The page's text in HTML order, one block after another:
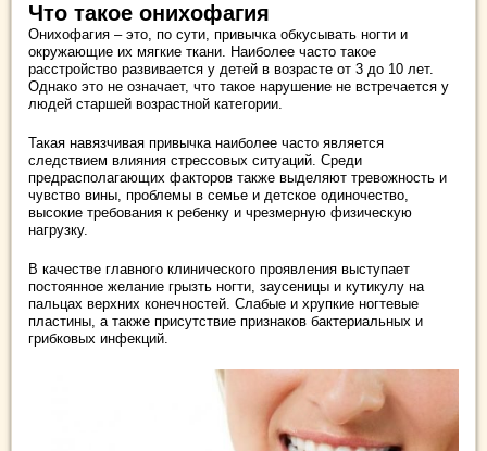
Что такое онихофагия
Онихофагия – это, по сути, привычка обкусывать ногти и
окружающие их мягкие ткани. Наиболее часто такое
расстройство развивается у детей в возрасте от 3 до 10 лет.
Однако это не означает, что такое нарушение не встречается у
людей старшей возрастной категории.
Такая навязчивая привычка наиболее часто является
следствием влияния стрессовых ситуаций. Среди
предрасполагающих факторов также выделяют тревожность и
чувство вины, проблемы в семье и детское одиночество,
высокие требования к ребенку и чрезмерную физическую
нагрузку.
В качестве главного клинического проявления выступает
постоянное желание грызть ногти, заусеницы и кутикулу на
пальцах верхних конечностей. Слабые и хрупкие ногтевые
пластины, а также присутствие признаков бактериальных и
грибковых инфекций.